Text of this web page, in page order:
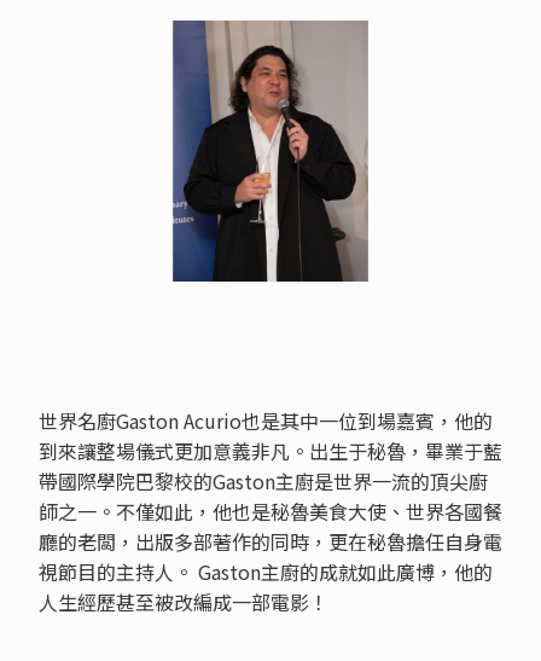
世界名廚Gaston Acurio也是其中一位到場嘉賓，他的
到來讓整場儀式更加意義非凡。出生于秘魯，畢業于藍
帶國際學院巴黎校的Gaston主廚是世界一流的頂尖廚
師之一。不僅如此，他也是秘魯美食大使、世界各國餐
廳的老闆，出版多部著作的同時，更在秘魯擔任自身電
視節目的主持人。 Gaston主廚的成就如此廣博，他的
人生經歷甚至被改編成一部電影！